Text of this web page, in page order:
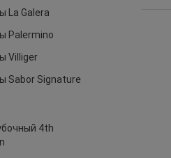
La Galera
Palermino
Villiger
Sabor Signature
4th